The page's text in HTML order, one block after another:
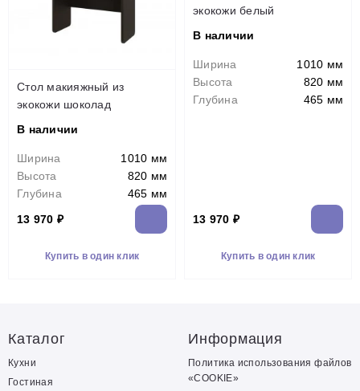
Стол макияжный из
экокожи шоколад
В наличии
Ширина
1010 мм
Высота
820 мм
Глубина
465 мм
13 970 ₽
Купить в один клик
экокожи белый
В наличии
Ширина
1010 мм
Высота
820 мм
Глубина
465 мм
13 970 ₽
Купить в один клик
Каталог
Кухни
Гостиная
Информация
Политика использования файлов
«COOKIE»